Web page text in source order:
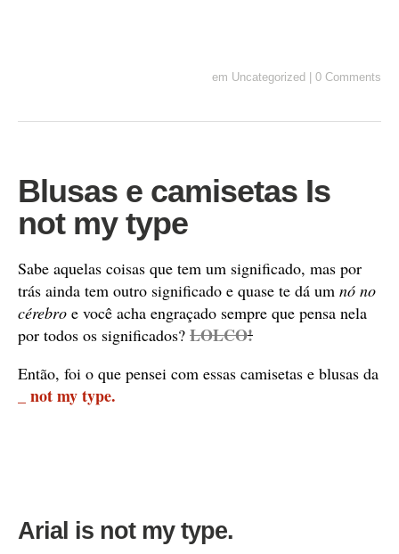
em Uncategorized 0 Comments
Blusas e camisetas Is
not my type
Sabe aquelas coisas que tem um significado, mas por
trás ainda tem outro significado e quase te dá um nó no
cérebro e você acha engraçado sempre que pensa nela
por todos os significados? LOLCO!
Então, foi o que pensei com essas camisetas e blusas da
_ not my type.
Arial is not my type.